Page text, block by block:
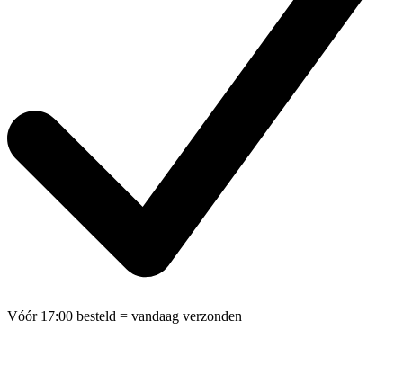
Vóór 17:00 besteld = vandaag verzonden